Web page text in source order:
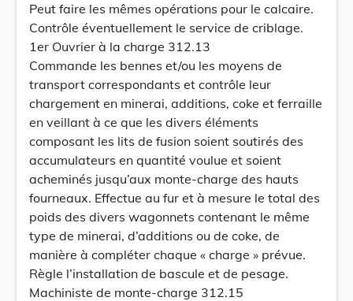
Peut faire les mêmes opérations pour le calcaire.
Contrôle éventuellement le service de criblage.
1er Ouvrier à la charge 312.13
Commande les bennes et/ou les moyens de
transport correspondants et contrôle leur
chargement en minerai, additions, coke et ferraille
en veillant à ce que les divers éléments
composant les lits de fusion soient soutirés des
accumulateurs en quantité voulue et soient
acheminés jusqu’aux monte-charge des hauts
fourneaux. Effectue au fur et à mesure le total des
poids des divers wagonnets contenant le même
type de minerai, d’additions ou de coke, de
manière à compléter chaque « charge » prévue.
Règle l’installation de bascule et de pesage.
Machiniste de monte-charge 312.15